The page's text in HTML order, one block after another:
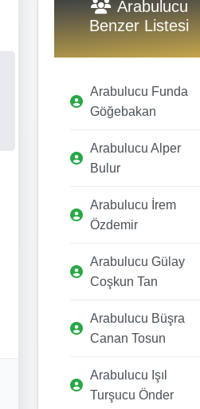
Arabulucu
Benzer Listesi
Arabulucu Funda
Göğebakan
Arabulucu Alper
Bulur
Arabulucu İrem
Özdemir
Arabulucu Gülay
Coşkun Tan
Arabulucu Büşra
Canan Tosun
Arabulucu Işıl
Turşucu Önder